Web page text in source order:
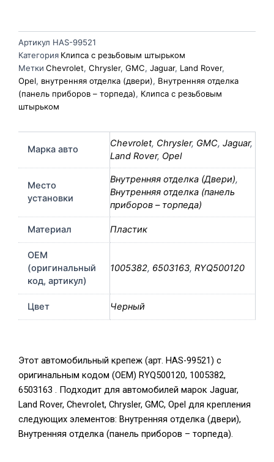
Артикул HAS-99521
Категория Клипса с резьбовым штырьком
Метки Chevrolet, Chrysler, GMC, Jaguar, Land Rover,
Opel, внутренняя отделка (двери), Внутренняя отделка
(панель приборов – торпеда), Клипса с резьбовым
штырьком
Марка авто
Chevrolet, Chrysler, GMC, Jaguar,
Land Rover, Opel
Место
установки
Внутренняя отделка (Двери),
Внутренняя отделка (панель
приборов – торпеда)
Материал Пластик
OEM
(оригинальный
код, артикул)
1005382, 6503163, RYQ500120
Цвет Черный
Этот автомобильный крепеж (арт. HAS-99521) с
оригинальным кодом (OEM) RYQ500120, 1005382,
6503163 . Подходит для автомобилей марок Jaguar,
Land Rover, Chevrolet, Chrysler, GMC, Opel для крепления
следующих элементов: Внутренняя отделка (двери),
Внутренняя отделка (панель приборов – торпеда).